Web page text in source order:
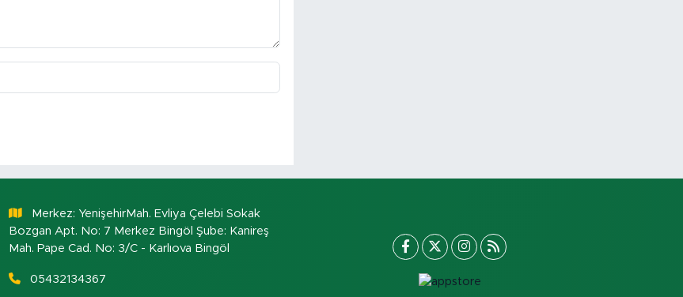
Merkez: YenişehirMah. Evliya Çelebi Sokak
Bozgan Apt. No: 7 Merkez Bingöl Şube: Kanireş
Mah. Pape Cad. No: 3/C - Karlıova Bingöl
05432134367